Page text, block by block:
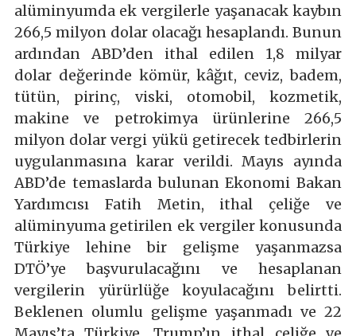
alüminyumda ek vergilerle yaşanacak kaybın
266,5 milyon dolar olacağı hesaplandı. Bunun
ardından ABD’den ithal edilen 1,8 milyar
dolar değerinde kömür, kâğıt, ceviz, badem,
tütün, pirinç, viski, otomobil, kozmetik,
makine ve petrokimya ürünlerine 266,5
milyon dolar vergi yükü getirecek tedbirlerin
uygulanmasına karar verildi. Mayıs ayında
ABD’de temaslarda bulunan Ekonomi Bakan
Yardımcısı Fatih Metin, ithal çeliğe ve
alüminyuma getirilen ek vergiler konusunda
Türkiye lehine bir gelişme yaşanmazsa
DTÖ’ye başvurulacağını ve hesaplanan
vergilerin yürürlüğe koyulacağını belirtti.
Beklenen olumlu gelişme yaşanmadı ve 22